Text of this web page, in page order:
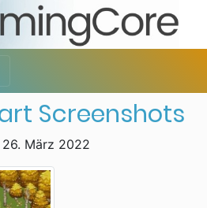
Screenshots
März 2022